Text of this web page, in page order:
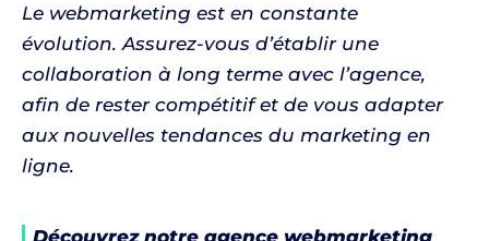
Le webmarketing est en constante
évolution. Assurez-vous d’établir une
collaboration à long terme avec l’agence,
afin de rester compétitif et de vous adapter
aux nouvelles tendances du marketing en
ligne.
Découvrez notre agence webmarketing